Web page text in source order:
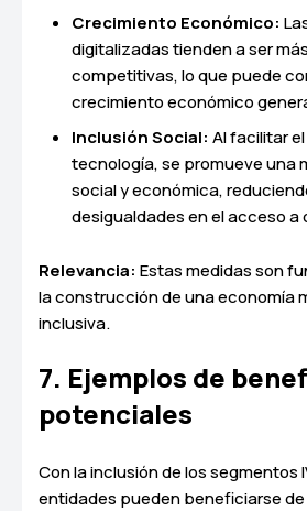
Crecimiento Económico:
digitalizadas tienden a ser
competitivas, lo que puede
crecimiento económico
Inclusión Social: Al facilitar
tecnología, se promueve una
social y económica,
desigualdades en el acceso
Relevancia: Estas medidas son
la construcción de una economía
inclusiva.
7. Ejemplos de
potenciales
Con la inclusión de los segmentos
entidades pueden beneficiarse de